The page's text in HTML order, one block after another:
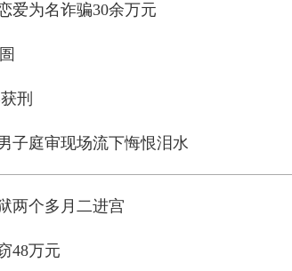
爱为名诈骗30余万元
刑
子庭审现场流下悔恨泪水
两个多月二进宫
48万元